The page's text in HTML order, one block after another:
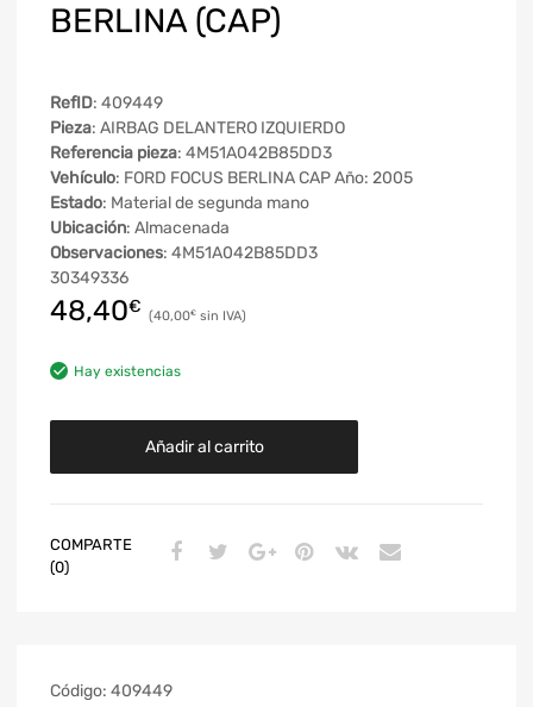
BERLINA (CAP)
RefID: 409449
Pieza: AIRBAG DELANTERO IZQUIERDO
Referencia pieza: 4M51A042B85DD3
Vehículo: FORD FOCUS BERLINA CAP Año: 2005
Estado: Material de segunda mano
Ubicación: Almacenada
Observaciones: 4M51A042B85DD3
30349336
48,40€ 40,00€
Hay existencias
Añadir al carrito
COMPARTE
(0)
Código: 409449